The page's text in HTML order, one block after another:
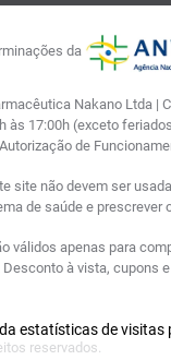
estatísticas de
da
Nakano Ltda |
às 17:00h (exceto
de
site não devem ser
de saúde e
válidos apenas para
à vista, cupons
reservados.